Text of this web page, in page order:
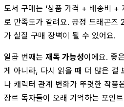
도서 구매는 ‘상품 가격 + 배송비 +
로 만족도가 갈려요. 공정 드래곤즈
가 실질 구매 장벽이 될 수 있어요.
일곱 번째는 재독 가능성이에요. 좋
게 아니라, 다시 읽을 때 더 많은 걸
나 캐릭터 관계 변화가 뚜렷한 작품
장르 독자들이 오래 기억하는 포인